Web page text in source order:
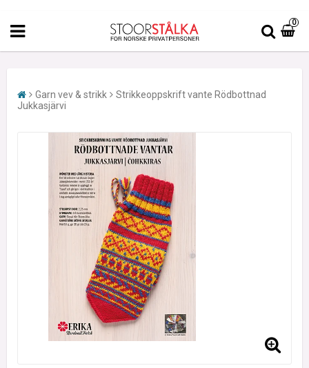
0
Garn vev & strikk
Strikkeoppskrift vante Rödbottnad
Jukkasjärvi